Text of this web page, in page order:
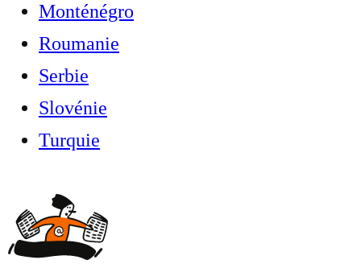
Monténégro
Roumanie
Serbie
Slovénie
Turquie